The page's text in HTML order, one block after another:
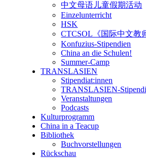
中文母语儿童假期活动
Einzelunterricht
HSK
CTCSOL《国际中文教
Konfuzius-Stipendien
China an die Schulen!
Summer-Camp
TRANSLASIEN
Stipendiat:innen
TRANSLASIEN-
Veranstaltungen
Podcasts
Kulturprogramm
China in a Teacup
Bibliothek
Buchvorstellungen
Rückschau